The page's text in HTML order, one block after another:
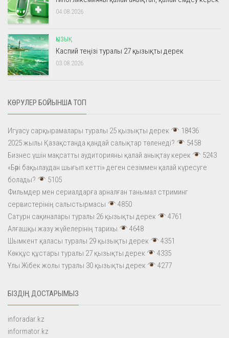
04.08.2026
ҚЫЗЫҚ
Каспий теңізі туралы 27 қызықты дерек
03.08.2026
КӨРУЛЕР БОЙЫНША ТОП
Игуасу сарқырамалары туралы 25 қызықты дерек
18436
2025 жылы Қазақстанда қандай салықтар төленеді?
5458
Бизнес үшін мақсатты аудиторияны қалай анықтау керек
5243
«Бәрі бақылаудан шығып кетті» деген сезіммен қалай күресуге
болады?
5105
Фильмдер мен сериалдарға арналған танымал стриминг
сервистерінің салыстырмасы
4850
Сатурн сақиналары туралы 26 қызықты дерек
4761
Алғашқы жазу жүйелерінің тарихы
4648
Шымкент қаласы туралы 29 қызықты дерек
4351
Көкқұс құстары туралы 27 қызықты дерек
4335
Ұлы Жібек жолы туралы 30 қызықты дерек
4277
БІЗДІҢ ДОСТАРЫМЫЗ
inforadar.kz
informator.kz